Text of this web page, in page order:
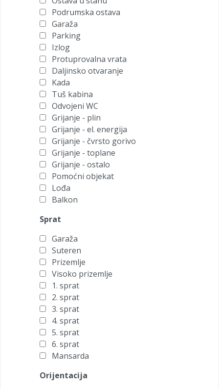
Podrumska ostava
Garaža
Parking
Izlog
Protuprovalna vrata
Daljinsko otvaranje
Kada
Tuš kabina
Odvojeni WC
Grijanje - plin
Grijanje - el. energija
Grijanje - čvrsto gorivo
Grijanje - toplane
Grijanje - ostalo
Pomoćni objekat
Lođa
Balkon
Sprat
Garaža
Suteren
Prizemlje
Visoko prizemlje
1. sprat
2. sprat
3. sprat
4. sprat
5. sprat
6. sprat
Mansarda
Orijentacija